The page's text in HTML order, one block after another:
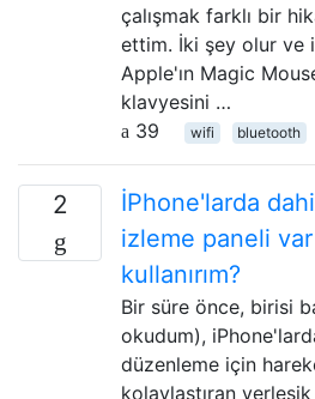
çalışmak farklı bir
ettim. İki şey olur ve
Apple'ın Magic
klavyesini …
39
wifi bluetooth
2
İPhone'larda
izleme paneli var
kullanırım?
Bir süre önce, birisi
okudum),
düzenleme için
kolaylaştıran